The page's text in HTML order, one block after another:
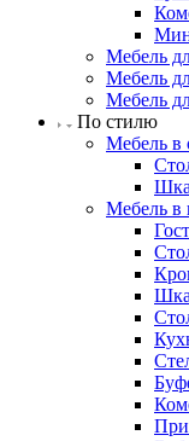
Мебель
Мебель
Мебель
По стилю
Мебель в
Мебель в